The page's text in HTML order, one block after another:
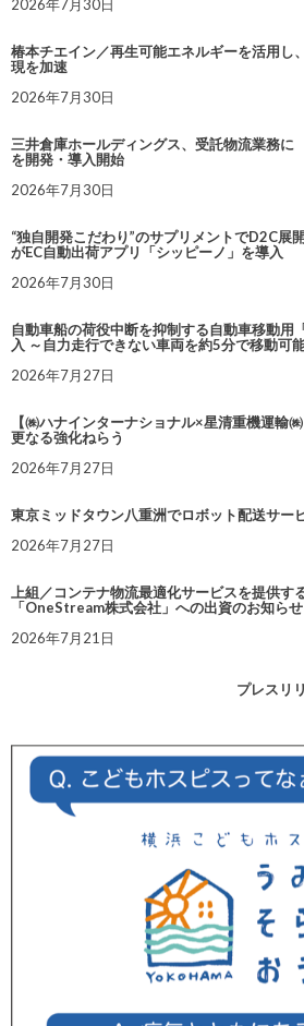
2026年7月30日
椿本チエイン／再生可能エネルギーを活用し
現を加速
2026年7月30日
三井倉庫ホールディングス、受託物流業務に
を開発・導入開始
2026年7月30日
“独自開発こだわり”のサプリメントでD2C展
がEC自動出荷アプリ「シッピーノ」を導入
2026年7月30日
自動車船の荷役中断を抑制する自動車移動用
入 ～自力走行できない車両を約5分で移動可
2026年7月27日
【㈱ハナインターナショナル×星清重機運輸
更なる強化ねらう
2026年7月27日
東京ミッドタウン八重洲でロボット配送サー
2026年7月27日
上組／コンテナ物流最適化サービスを提供す
「OneStream株式会社」への出資のお知らせ
2026年7月21日
プレスリ